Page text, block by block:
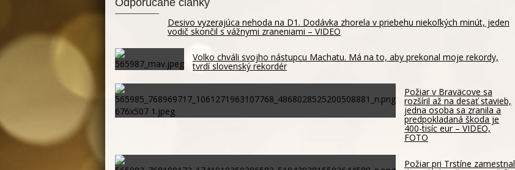
Desivo vyzerajúca nehoda na D1. Dodávka zhorela v priebehu niekoľkých minút, jeden
vodič skončil s vážnymi zraneniami – VIDEO
Volko chváli svojho nástupcu Machatu. Má na to, aby prekonal moje rekordy,
tvrdí slovenský rekordér
Požiar v Braväcove sa
rozšíril až na desať stavieb,
jedna osoba sa zranila a
predpokladaná škoda je
400-tisíc eur – VIDEO,
FOTO
Požiar pri Trstíne zamestnal